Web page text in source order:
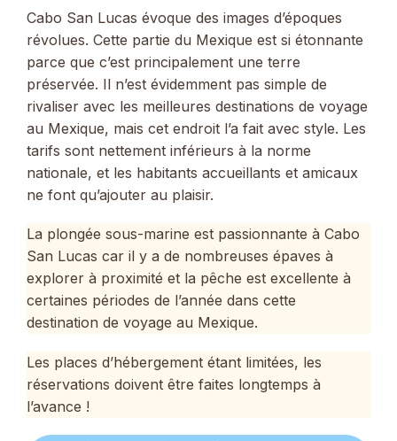
Cabo San Lucas évoque des images d’époques
révolues. Cette partie du Mexique est si étonnante
parce que c’est principalement une terre
préservée. Il n’est évidemment pas simple de
rivaliser avec les meilleures destinations de voyage
au Mexique, mais cet endroit l’a fait avec style. Les
tarifs sont nettement inférieurs à la norme
nationale, et les habitants accueillants et amicaux
ne font qu’ajouter au plaisir.
La plongée sous-marine est passionnante à Cabo
San Lucas car il y a de nombreuses épaves à
explorer à proximité et la pêche est excellente à
certaines périodes de l’année dans cette
destination de voyage au Mexique.
Les places d’hébergement étant limitées, les
réservations doivent être faites longtemps à
l’avance !